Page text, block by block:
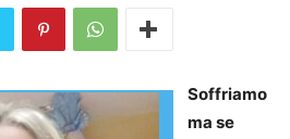
Soffriamo
ma se